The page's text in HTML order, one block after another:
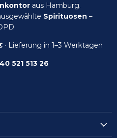
aus Hamburg.
Spirituosen –
· Lieferung in 1–3 Werktagen
521 513 26